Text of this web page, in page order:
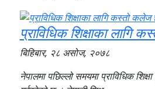
प्राविधिक शिक्षाका लागि
बिहिबार, २८ असोज, २०७८
नेपालमा पछिल्लो समयमा प्राविधिक